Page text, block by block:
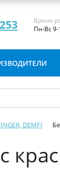
Время
Пн-Вс 9-
DEMFI